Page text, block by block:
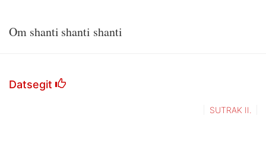
Om shanti shanti shanti
Datsegit
SUTRAK II.